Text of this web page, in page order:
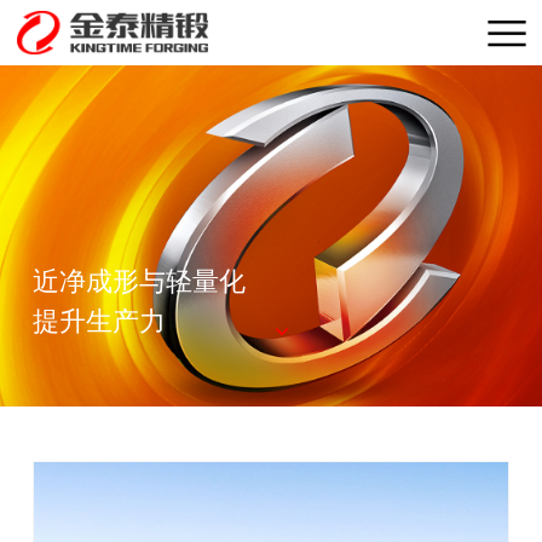
台州金泰精锻科技股份有限公司
关于我们
产品
制造能力
锻造模拟
公司动态
加入我们
近净成形与轻量化
提升生产力